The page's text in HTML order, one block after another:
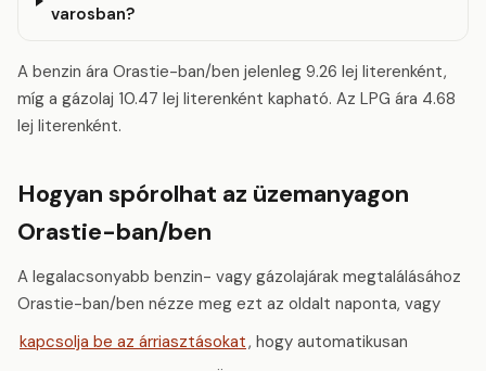
varosban?
A benzin ára Orastie-ban/ben jelenleg 9.26 lej literenként,
míg a gázolaj 10.47 lej literenként kapható. Az LPG ára 4.68
lej literenként.
Hogyan spórolhat az üzemanyagon
Orastie-ban/ben
A legalacsonyabb benzin- vagy gázolajárak megtalálásához
Orastie-ban/ben nézze meg ezt az oldalt naponta, vagy
kapcsolja be az árriasztásokat, hogy automatikusan